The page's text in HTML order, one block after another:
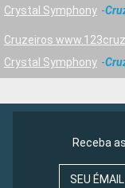
Crystal Symphony
Cruzeiros
Crystal Symphony
Receba
SEU ÉMAIL